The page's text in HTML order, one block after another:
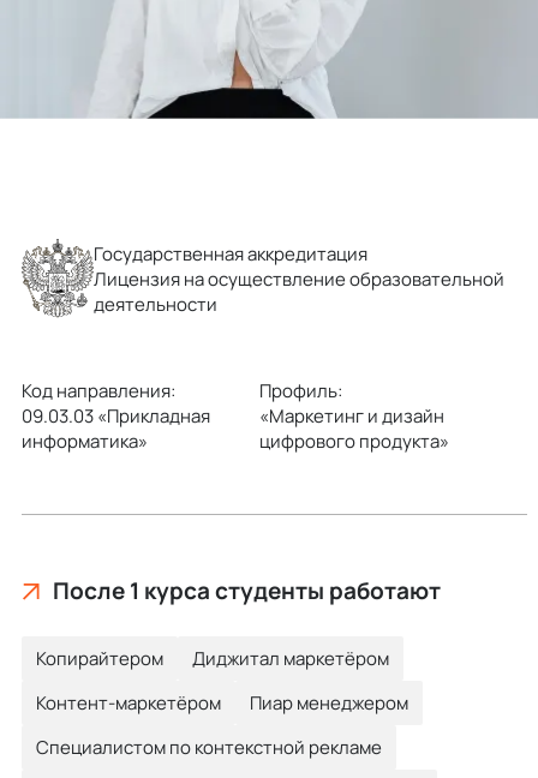
Государственная аккредитация
Лицензия на осуществление образовательной
деятельности
Код направления:
09.03.03 «Прикладная
информатика»
Профиль:
«Маркетинг и дизайн
цифрового продукта»
После 1 курса студенты работают
Копирайтером
Диджитал маркетёром
Контент-маркетёром
Пиар менеджером
Специaлистом по контекстной рекламе